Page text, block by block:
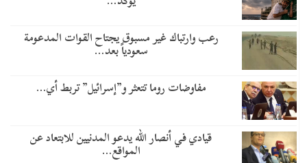
رعب وارتباك غير مسبوق يجتاح القوات المدعومة
سعودياً بعد…
مفاوضات روما تتعثر و”إسرائيل” تربط أي…
قيادي في أنصار الله يدعو المدنيين للابتعاد عن
المواقع…